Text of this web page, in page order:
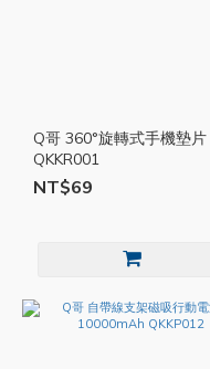
Q哥 360°旋轉式手機墊片
QKKR001
NT$69